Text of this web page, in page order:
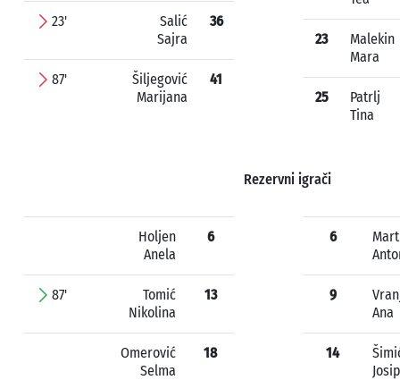
23'
Salić
Sajra
36
87'
Šiljegović
Marijana
41
23
Malekin
Mara
25
Patrlj
Tina
Rezervni igrači
Holjen
Anela
6
87'
Tomić
Nikolina
13
Omerović
Selma
18
6
9
Ana
14